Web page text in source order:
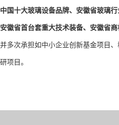
中国十大玻璃设备品牌、安徽省玻璃行
安徽省首台套重大技术装备、安徽省
并多次承担如中小企业创新基金项目
研项目。